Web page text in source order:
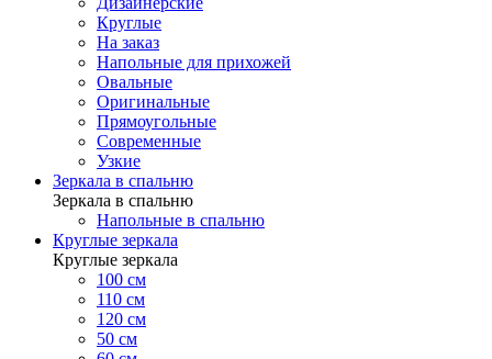
Круглые
На заказ
Напольные для прихожей
Овальные
Оригинальные
Прямоугольные
Современные
Узкие
Зеркала в спальню
Зеркала в спальню
Напольные в спальню
Круглые зеркала
Круглые зеркала
100 см
110 см
120 см
50 см